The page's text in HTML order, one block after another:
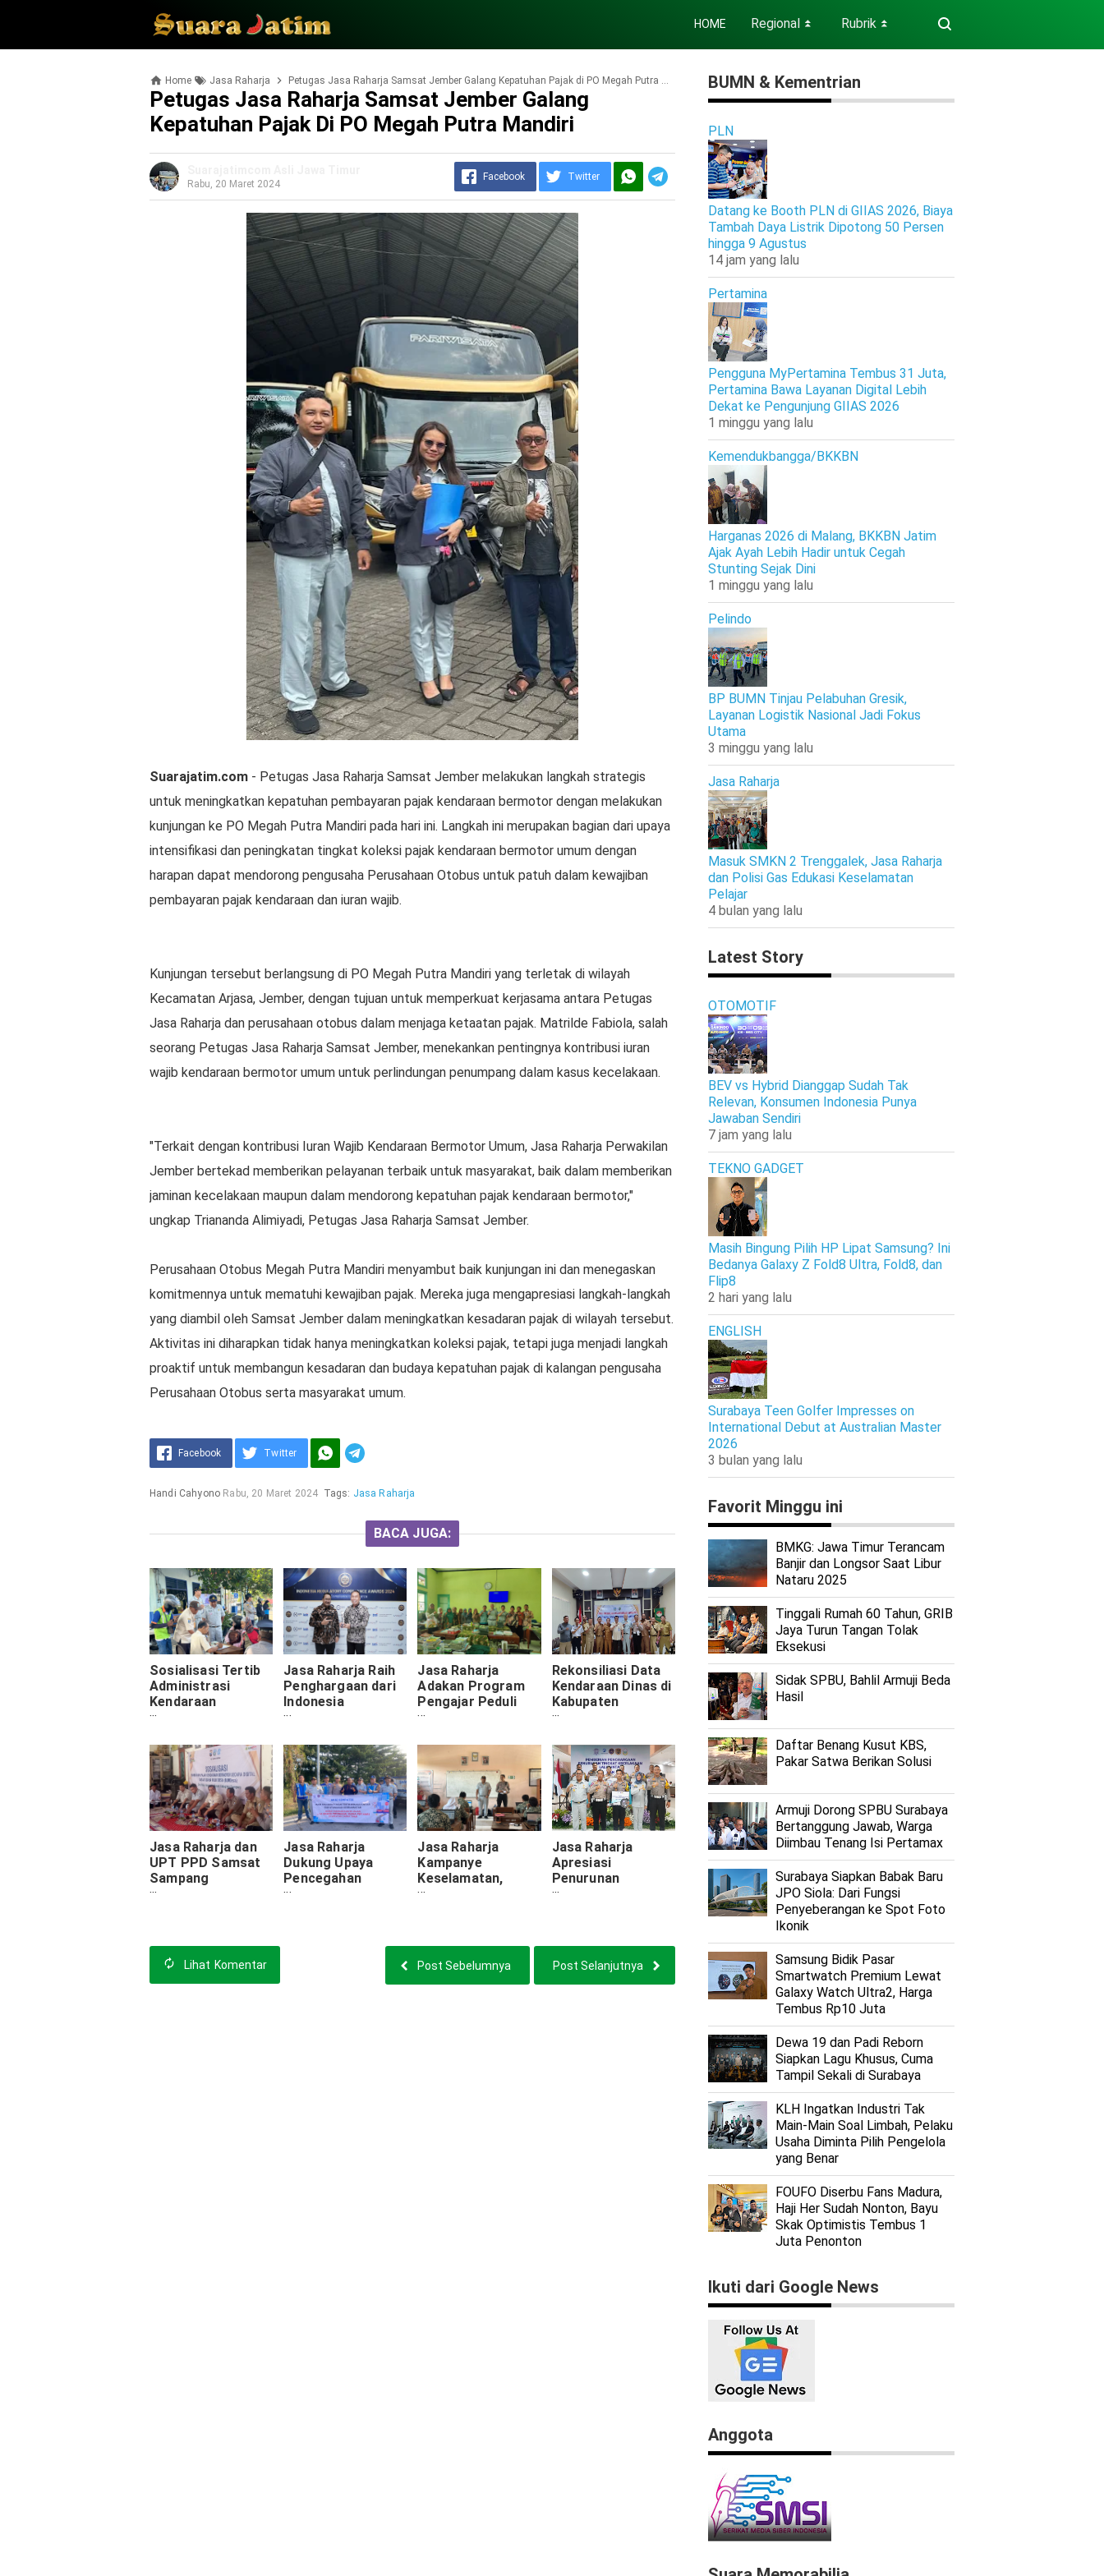
HOME Regional ⏬ Rubrik ⏬
Home Jasa Raharja Petugas Jasa Raharja Samsat Jember Galang Kepatuhan Pajak di PO Megah Putra Mandiri
Petugas Jasa Raharja Samsat Jember Galang
Kepatuhan Pajak Di PO Megah Putra Mandiri
Rabu, 20 Maret 2024
Facebook Twitter
Suarajatim.com - Petugas Jasa Raharja Samsat Jember melakukan langkah strategis
untuk meningkatkan kepatuhan pembayaran pajak kendaraan bermotor dengan melakukan
kunjungan ke PO Megah Putra Mandiri pada hari ini. Langkah ini merupakan bagian dari upaya
intensifikasi dan peningkatan tingkat koleksi pajak kendaraan bermotor umum dengan
harapan dapat mendorong pengusaha Perusahaan Otobus untuk patuh dalam kewajiban
pembayaran pajak kendaraan dan iuran wajib.
Kunjungan tersebut berlangsung di PO Megah Putra Mandiri yang terletak di wilayah
Kecamatan Arjasa, Jember, dengan tujuan untuk memperkuat kerjasama antara Petugas
Jasa Raharja dan perusahaan otobus dalam menjaga ketaatan pajak. Matrilde Fabiola, salah
seorang Petugas Jasa Raharja Samsat Jember, menekankan pentingnya kontribusi iuran
wajib kendaraan bermotor umum untuk perlindungan penumpang dalam kasus kecelakaan.
"Terkait dengan kontribusi Iuran Wajib Kendaraan Bermotor Umum, Jasa Raharja Perwakilan
Jember bertekad memberikan pelayanan terbaik untuk masyarakat, baik dalam memberikan
jaminan kecelakaan maupun dalam mendorong kepatuhan pajak kendaraan bermotor,"
ungkap Triananda Alimiyadi, Petugas Jasa Raharja Samsat Jember.
Perusahaan Otobus Megah Putra Mandiri menyambut baik kunjungan ini dan menegaskan
komitmennya untuk mematuhi kewajiban pajak. Mereka juga mengapresiasi langkah-langkah
yang diambil oleh Samsat Jember dalam meningkatkan kesadaran pajak di wilayah tersebut.
Aktivitas ini diharapkan tidak hanya meningkatkan koleksi pajak, tetapi juga menjadi langkah
proaktif untuk membangun kesadaran dan budaya kepatuhan pajak di kalangan pengusaha
Perusahaan Otobus serta masyarakat umum.
Facebook Twitter
Handi Cahyono Rabu, 20 Maret 2024 Tags: Jasa Raharja
BACA JUGA:
Sosialisasi Tertib
Administrasi
Kendaraan
Bermotor, Tim
Laksanakan
Operasi Gabungan
Jasa Raharja Raih
Penghargaan dari
Indonesia
Regulatory
2024
Jasa Raharja
Adakan Program
Pengajar Peduli
Keselamatan Lalu
Pamekasan untuk
Cegah Kecelakaan
di Usia Produktif
Rekonsiliasi Data
Kendaraan Dinas di
Kabupaten
Sampang oleh Jasa
PPD
Jasa Raharja dan
UPT PPD Samsat
Sampang
Sosialisasikan
Jasa Raharja
Dukung Upaya
Pencegahan
Kecelakaan Tabrak
Jasa Raharja
Kampanye
Keselamatan,
Bekali Pelajar
Jasa Raharja
Apresiasi
Penurunan
Kecelakaan dan
Lihat Komentar Post Selanjutnya
Post Sebelumnya
BUMN & Kementrian
PLN
Datang ke Booth PLN di GIIAS 2026, Biaya
Tambah Daya Listrik Dipotong 50 Persen
hingga 9 Agustus
14 jam yang lalu
Pertamina
Pengguna MyPertamina Tembus 31 Juta,
Pertamina Bawa Layanan Digital Lebih
Dekat ke Pengunjung GIIAS 2026
1 minggu yang lalu
Kemendukbangga/BKKBN
Harganas 2026 di Malang, BKKBN Jatim
Ajak Ayah Lebih Hadir untuk Cegah
Stunting Sejak Dini
1 minggu yang lalu
Pelindo
BP BUMN Tinjau Pelabuhan Gresik,
Layanan Logistik Nasional Jadi Fokus
Utama
3 minggu yang lalu
Jasa Raharja
Masuk SMKN 2 Trenggalek, Jasa Raharja
dan Polisi Gas Edukasi Keselamatan
Pelajar
4 bulan yang lalu
Latest Story
OTOMOTIF
BEV vs Hybrid Dianggap Sudah Tak
Relevan, Konsumen Indonesia Punya
Jawaban Sendiri
7 jam yang lalu
TEKNO GADGET
Masih Bingung Pilih HP Lipat Samsung? Ini
Bedanya Galaxy Z Fold8 Ultra, Fold8, dan
Flip8
2 hari yang lalu
ENGLISH
Surabaya Teen Golfer Impresses on
International Debut at Australian Master
2026
3 bulan yang lalu
Favorit Minggu ini
BMKG: Jawa Timur Terancam
Banjir dan Longsor Saat Libur
Nataru 2025
Tinggali Rumah 60 Tahun, GRIB
Jaya Turun Tangan Tolak
Eksekusi
Sidak SPBU, Bahlil Armuji Beda
Hasil
Daftar Benang Kusut KBS,
Pakar Satwa Berikan Solusi
Armuji Dorong SPBU Surabaya
Bertanggung Jawab, Warga
Diimbau Tenang Isi Pertamax
Surabaya Siapkan Babak Baru
JPO Siola: Dari Fungsi
Penyeberangan ke Spot Foto
Ikonik
Samsung Bidik Pasar
Smartwatch Premium Lewat
Galaxy Watch Ultra2, Harga
Tembus Rp10 Juta
Dewa 19 dan Padi Reborn
Siapkan Lagu Khusus, Cuma
Tampil Sekali di Surabaya
KLH Ingatkan Industri Tak
Main-Main Soal Limbah, Pelaku
Usaha Diminta Pilih Pengelola
yang Benar
FOUFO Diserbu Fans Madura,
Haji Her Sudah Nonton, Bayu
Skak Optimistis Tembus 1
Juta Penonton
Ikuti dari Google News
Anggota